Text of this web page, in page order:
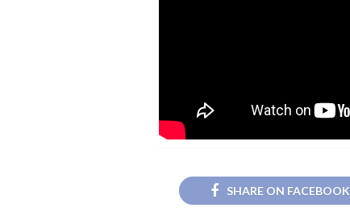
SHARE ON FACEBOOK